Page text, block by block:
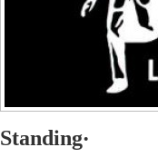
Standing‧